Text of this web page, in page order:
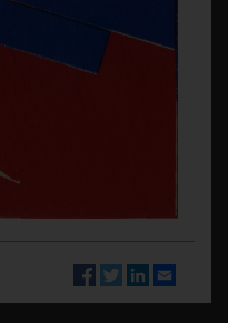
Email
LinkedIn
Twitter
Facebook